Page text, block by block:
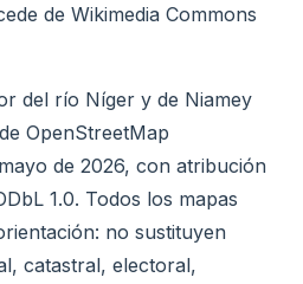
de Wikimedia Commons
del río Níger y de Niamey
OpenStreetMap
de 2026, con atribución
1.0. Todos los mapas
no sustituyen
catastral, electoral,